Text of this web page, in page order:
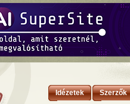
Idézetek Szerzők